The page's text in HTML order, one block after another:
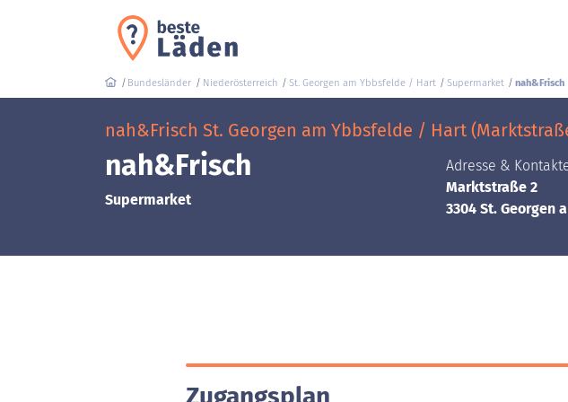
Bundesländer Niederösterreich St. Georgen am Ybbsfelde / Hart Supermarket nah&Frisch
nah&Frisch St. Georgen am Ybbsfelde / Hart
nah&Frisch
Supermarket
Adresse &
Marktstraße 2
3304 St. Georgen